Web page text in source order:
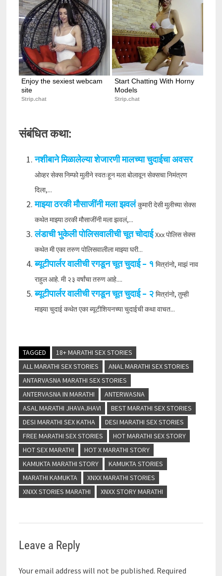
Enjoy the sexiest webcam
site
Strip.chat
Start Chatting With Horny
Models
Strip.chat
संबंधित कथा:
नशीबाने मिळालेल्या शेजारणी मालच्या चुदाईचा अवसर
ओव्हर सेक्स निम्फो मुलीने स्वतःहून मला बोलावून सेक्सचा निमंत्रण
दिला,...
माझ्या ठरकी मौसाजींनी मला झवलं कुमारी देसी मुलीच्या सेक्स
कथेत माझ्या ठरकी मौसाजींनी मला झवलं,...
लंडाची भुकेली पोलिसवालीची चूत चोदाई Xxx पोलिस सेक्स
कथेत मी एका तरुण पोलिसवालीला माझ्या घरी...
ब्यूटीपार्लर वालीची रगडून चूत चुदाई – १ मित्रांनो, माझं नाव
राहुल आहे. मी २३ वर्षांचा तरुण आहे....
ब्यूटीपार्लर वालीची रगडून चूत चुदाई – २ मित्रांनो, तुम्ही
माझ्या चुदाई कथेत एका ब्यूटीशियनच्या चुदाईची कथा वाचत...
TAGGED
18+ MARATHI SEX STORIES
ALL MARATHI SEX STORIES
ANAL MARATHI SEX STORIES
ANTARVASNA MARATHI SEX STORIES
ANTERVASNA IN MARATHI
ANTERWASNA
ASAL MARATHI JHAVAJHAVI
BEST MARATHI SEX STORIES
DESI MARATHI SEX KATHA
DESI MARATHI SEX STORIES
FREE MARATHI SEX STORIES
HOT MARATHI SEX STORY
HOT SEX MARATHI
HOT X MARATHI STORY
KAMUKTA MARATHI STORY
KAMUKTA STORIES
MARATHI KAMUKTA
XNXX MARATHI STORIES
XNXX STORIES MARATHI
XNXX STORY MARATHI
Leave a Reply
Your email address will not be published. Required